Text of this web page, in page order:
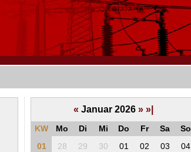
« Januar 2026 » »|
KW Mo Di Mi Do Fr Sa
So
01
28 29 30 01 02 03 04